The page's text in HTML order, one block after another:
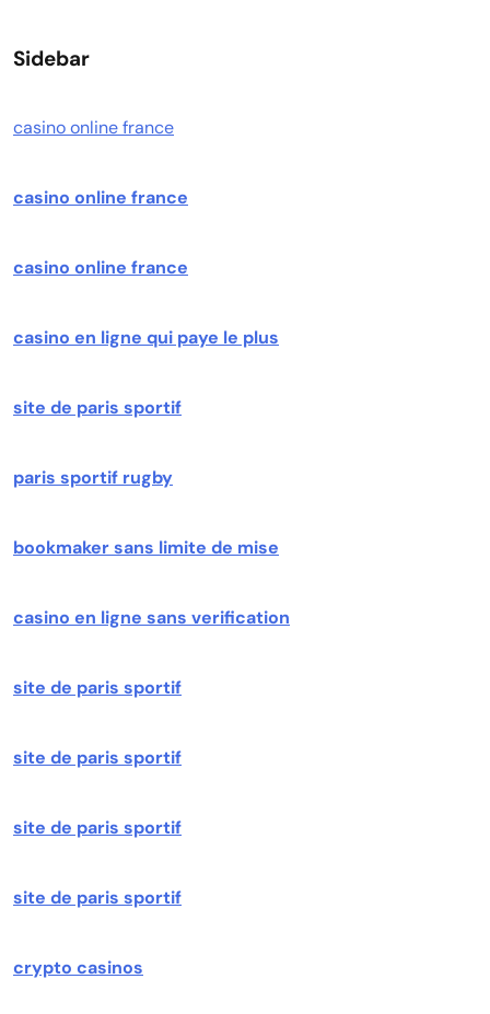
Sidebar
casino online france
casino online france
casino online france
casino en ligne qui paye le plus
site de paris sportif
paris sportif rugby
bookmaker sans limite de mise
casino en ligne sans verification
site de paris sportif
site de paris sportif
site de paris sportif
site de paris sportif
crypto casinos